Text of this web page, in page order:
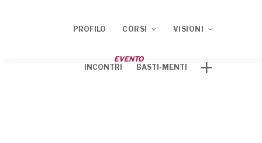
PROFILO CORSI VISIONI
INCONTRI
EVENTO
BASTI-MENTI